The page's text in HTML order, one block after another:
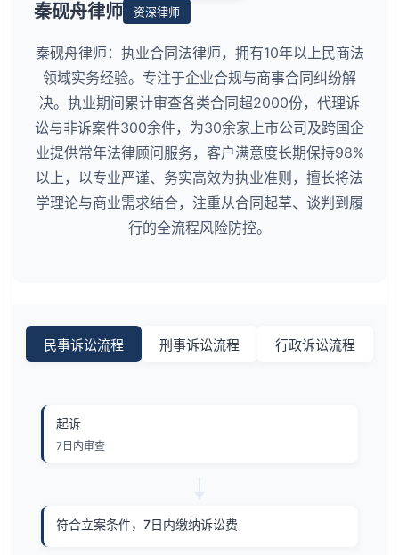
秦砚舟律师 资深律师
秦砚舟律师：执业合同法律师，拥有10年以上民商法
领域实务经验。专注于企业合规与商事合同纠纷解
决。执业期间累计审查各类合同超2000份，代理诉
讼与非诉案件300余件，为30余家上市公司及跨国企
业提供常年法律顾问服务，客户满意度长期保持98%
以上，以专业严谨、务实高效为执业准则，擅长将法
学理论与商业需求结合，注重从合同起草、谈判到履
行的全流程风险防控。
民事诉讼流程 刑事诉讼流程 行政诉讼流程
起诉
7日内审查
符合立案条件，7日内缴纳诉讼费